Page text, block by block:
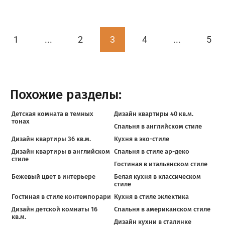
1 ... 2 3 4 ... 5
Похожие разделы:
Детская комната в темных
тонах
Дизайн квартиры 40 кв.м.
Спальня в английском стиле
Дизайн квартиры 36 кв.м.
Кухня в эко-стиле
Дизайн квартиры в английском
стиле
Спальня в стиле ар-деко
Гостиная в итальянском стиле
Бежевый цвет в интерьере
Белая кухня в классическом
стиле
Гостиная в стиле контемпорари Кухня в стиле эклектика
Дизайн детской комнаты 16
кв.м.
Спальня в американском стиле
Дизайн кухни в сталинке